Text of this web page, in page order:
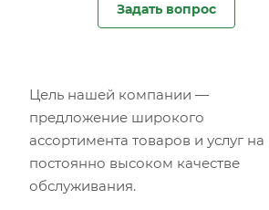
Задать вопрос
Цель нашей компании —
предложение широкого
ассортимента товаров и услуг на
постоянно высоком качестве
обслуживания.